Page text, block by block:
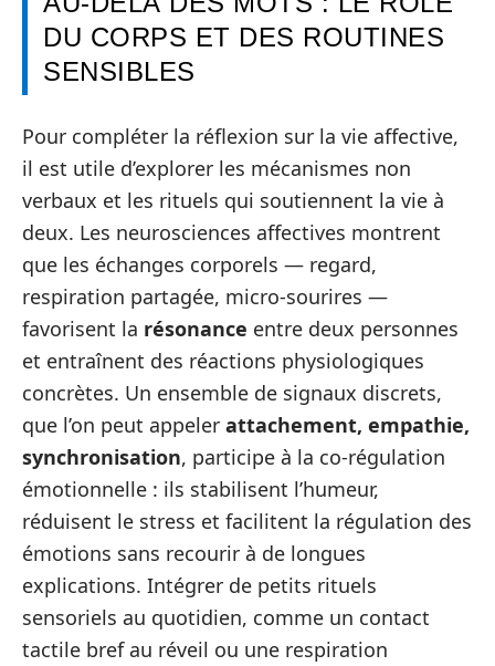
DU CORPS ET DES ROUTINES
SENSIBLES
Pour compléter la réflexion sur la vie affective,
il est utile d’explorer les mécanismes non
verbaux et les rituels qui soutiennent la vie à
deux. Les neurosciences affectives montrent
que les échanges corporels — regard,
respiration partagée, micro‑sourires —
favorisent la résonance entre deux personnes
et entraînent des réactions physiologiques
concrètes. Un ensemble de signaux discrets,
que l’on peut appeler attachement, empathie,
synchronisation, participe à la co‑régulation
émotionnelle : ils stabilisent l’humeur,
réduisent le stress et facilitent la régulation des
émotions sans recourir à de longues
explications. Intégrer de petits rituels
sensoriels au quotidien, comme un contact
tactile bref au réveil ou une respiration